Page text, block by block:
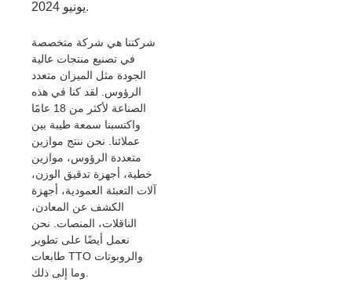
يونيو 2024.
شركتنا هي شركة متخصصة
في تصنيع منتجات عالية
الجودة مثل الميزان متعدد
الرؤوس. لقد كنا في هذه
الصناعة لأكثر من 18 عامًا
واكتسبنا سمعة طيبة بين
عملائنا. نحن ننتج موازين
متعددة الرؤوس، موازين
خطية، أجهزة تدقيق الوزن،
آلات التعبئة العمودية، أجهزة
الكشف عن المعادن،
الناقلات، المنصات. نحن
نعمل أيضًا على تطوير
طابعات TTO والروبوتات
وما إلى ذلك.